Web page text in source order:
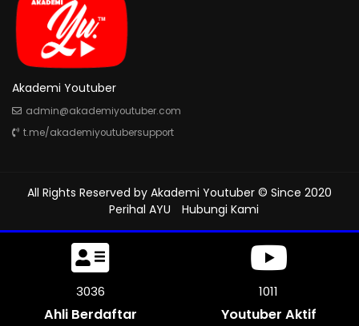
Akademi Youtuber
admin@akademiyoutuber.com
t.me/akademiyoutubersupport
All Rights Reserved by Akademi Youtuber © Since 2020
Perihal AYU
Hubungi Kami
3324
Ahli Berdaftar
1108
Youtuber Aktif